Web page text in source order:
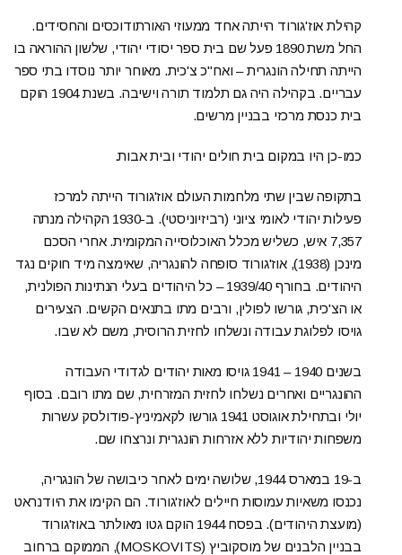
קהילת אוז'גורוד הייתה אחד ממעוזי האורתודוכסים והחסידים.
החל משת 1890 פעל שם בית ספר יסודי יהודי, שלשון ההוראה בו
הייתה תחילה הונגרית – ואח"כ צ'כית. מאוחר יותר נוסדו בתי ספר
עבריים. בקהילה היה גם תלמוד תורה וישיבה. בשנת 1904 הוקם
בית כנסת מרכזי בבניין מרשים.
כמו-כן היו במקום בית חולים יהודי ובית אבות.
בתקופה שבין שתי מלחמות העולם אוז'גורוד הייתה למרכז
פעילות יהודי לאומי ציוני (רביזיוניסטי). ב-1930 הקהילה מנתה
7,357 איש, כשליש מכלל האוכלוסייה המקומית. אחרי הסכם
מינכן (1938), אוז'גורוד סופחה להונגריה, שאימצה מיד חוקים נגד
היהודים. בחורף 1939/40 – כל היהודים בעלי הנתינות הפולנית,
או הצ'כית, גורשו לפולין, ורבים מתו בתנאים הקשים. הצעירים
גויסו לפלוגת עבודה ונשלחו לחזית הרוסית, משם לא שבו.
בשנים 1940 – 1941 גויסו מאות יהודים לגדודי העבודה
ההונגריים ואחרים נשלחו לחזית המזרחית, שם מתו רובם. בסוף
יולי ובתחילת אוגוסט 1941 גורשו לקאמיניץ-פודולסק עשרות
משפחות יהודיות ללא אזרחות הונגרית ונרצחו שם.
ב-19 במארס 1944, שלושה ימים לאחר כיבושה של הונגריה,
נכנסו משאיות עמוסות חיילים לאוז'גורוד. הם הקימו את היודנראט
(מועצת היהודים). בפסח 1944 הוקם גטו מאולתר באוז'גורוד
בבניין הלבנים של מוסקוביץ (MOSKOVITS), הממוקם ברחוב